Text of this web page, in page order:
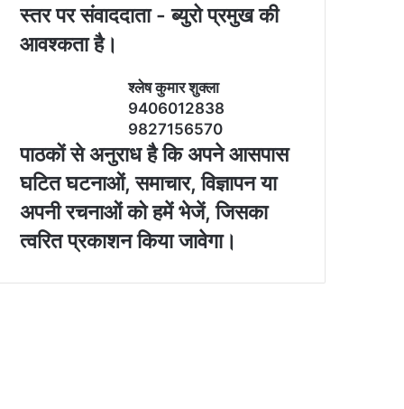
स्‍तर पर संवाददाता - ब्‍युरो प्रमुख की
आवश्‍कता है।
श्‍लेष कुमार शुक्‍ला
9406012838
9827156570
पाठकों से अनुराध है कि अपने आसपास
घटित घटनाओं, समाचार, विज्ञापन या
अपनी रचनाओं को हमें भेजें, जिसका
त्‍वरित प्रकाशन किया जावेगा।